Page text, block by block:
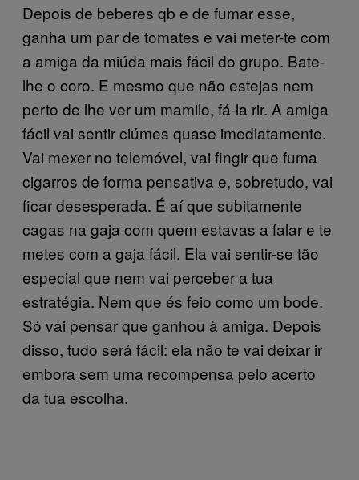
Depois de beberes qb e de fumar esse,
ganha um par de tomates e vai meter-te com
a amiga da miúda mais fácil do grupo. Bate-
lhe o coro. E mesmo que não estejas nem
perto de lhe ver um mamilo, fá-la rir. A amiga
fácil vai sentir ciúmes quase imediatamente.
Vai mexer no telemóvel, vai fingir que fuma
cigarros de forma pensativa e, sobretudo, vai
ficar desesperada. É aí que subitamente
cagas na gaja com quem estavas a falar e te
metes com a gaja fácil. Ela vai sentir-se tão
especial que nem vai perceber a tua
estratégia. Nem que és feio como um bode.
Só vai pensar que ganhou à amiga. Depois
disso, tudo será fácil: ela não te vai deixar ir
embora sem uma recompensa pelo acerto
da tua escolha.